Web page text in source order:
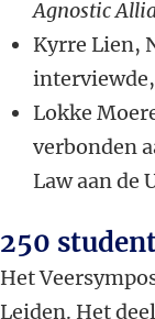
Agnostic
Kyrre Lien,
Lokke
verbonden
Law aan de
250
Het
Leiden. Het